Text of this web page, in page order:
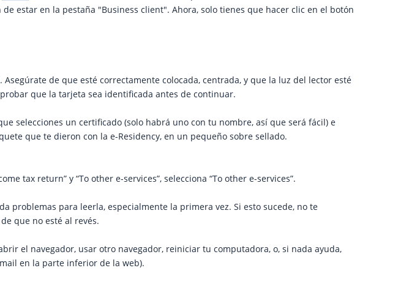
estar en la pestaña "Business client". Ahora, solo tienes que hacer clic en el botón
de que esté correctamente colocada, centrada, y que la luz del lector esté
que la tarjeta sea identificada antes de continuar.
selecciones un certificado (solo habrá uno con tu nombre, así que será fácil) e
que te dieron con la e-Residency, en un pequeño sobre sellado.
tax return” y “To other e-services”, selecciona “To other e-services”.
problemas para leerla, especialmente la primera vez. Si esto sucede, no te
que no esté al revés.
el navegador, usar otro navegador, reiniciar tu computadora, o, si nada ayuda,
en la parte inferior de la web).